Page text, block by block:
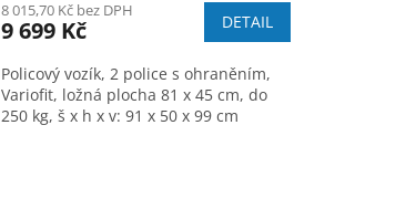
M
A
8 015,70 Kč bez DPH
9 699 Kč DETAIL
Policový vozík, 2 police s ohraněním,
Variofit, ložná plocha 81 x 45 cm, do
250 kg, š x h x v: 91 x 50 x 99 cm